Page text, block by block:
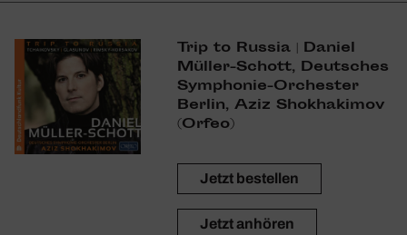
Trip to Russia | Daniel
Müller-Schott, Deut­sches
Symphonie-Orchester
Berlin, Aziz Shok­ha­kimov
(Orfeo)
Jetzt bestellen
Jetzt anhören